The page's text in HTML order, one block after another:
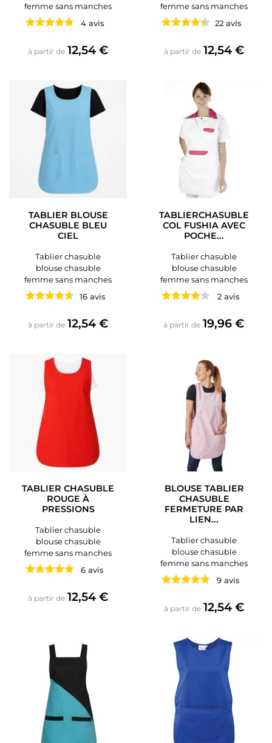
femme sans manches
4 avis
à partir de Prix
12,54 €
femme sans manches
22 avis
à partir de Prix
12,54 €
TABLIER BLOUSE
CHASUBLE BLEU
CIEL
Tablier chasuble
blouse chasuble
femme sans manches
16 avis
à partir de Prix
12,54 €
TABLIERCHASUBLE
COL FUSHIA AVEC
POCHE...
Tablier chasuble
blouse chasuble
femme sans manches
2 avis
à partir de Prix
19,96 €
TABLIER CHASUBLE
ROUGE À
PRESSIONS
Tablier chasuble
blouse chasuble
femme sans manches
6 avis
à partir de Prix
12,54 €
BLOUSE TABLIER
CHASUBLE
FERMETURE PAR
LIEN...
Tablier chasuble
blouse chasuble
femme sans manches
9 avis
à partir de Prix
12,54 €